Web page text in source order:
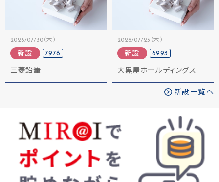
2026/07/30（木）
新設 7976
三菱鉛筆
2026/07/23（木）
新設 6993
大黒屋ホールディングス
新設一覧へ